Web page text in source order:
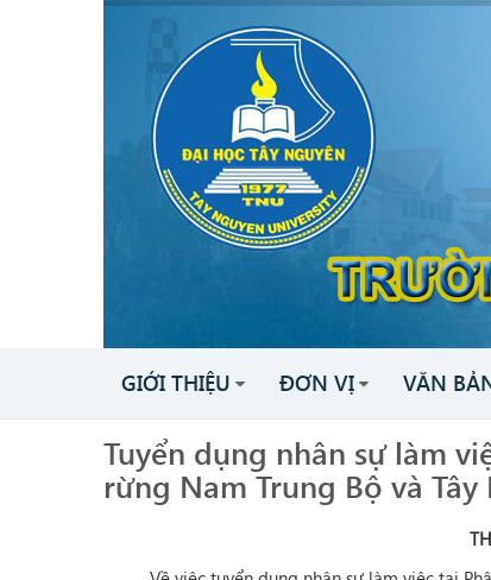
GIỚI THIỆU ĐƠN VỊ VĂN
Tuyển dụng nhân sự làm
rừng Nam Trung Bộ và Tây